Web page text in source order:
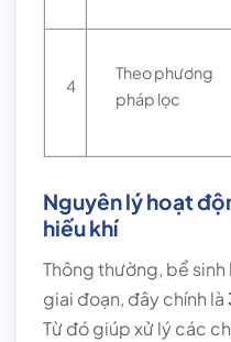
4
Theo phương
pháp lọc
Nguyên lý hoạt
hiếu khí
Thông thường, bể sinh
giai đoạn, đây chính là
Từ đó giúp xử lý các